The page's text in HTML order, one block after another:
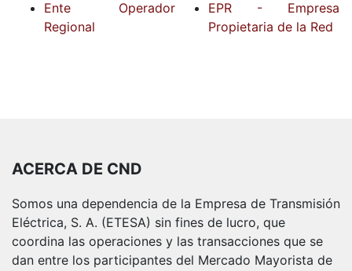
Ente Operador
Regional
EPR - Empresa
Propietaria de la Red
ACERCA DE CND
Somos una dependencia de la Empresa de Transmisión
Eléctrica, S. A. (ETESA) sin fines de lucro, que
coordina las operaciones y las transacciones que se
dan entre los participantes del Mercado Mayorista de